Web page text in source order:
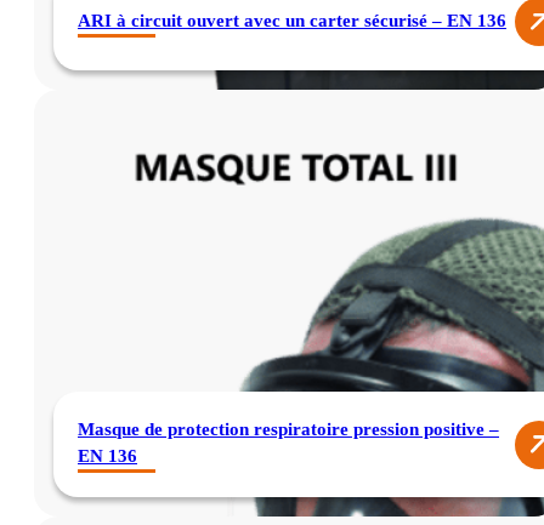
ARI à circuit ouvert avec un carter sécurisé – EN 136
Masque de protection respiratoire pression positive –
EN 136